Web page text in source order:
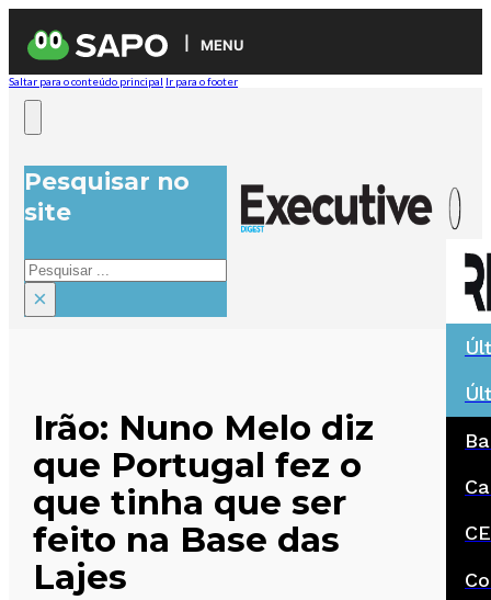
MENU
Saltar para o conteúdo principal Ir para o footer
Pesquisar no
site
Pesquisar
×
Irão: Nuno Melo diz
que Portugal fez o
que tinha que ser
feito na Base das
Lajes